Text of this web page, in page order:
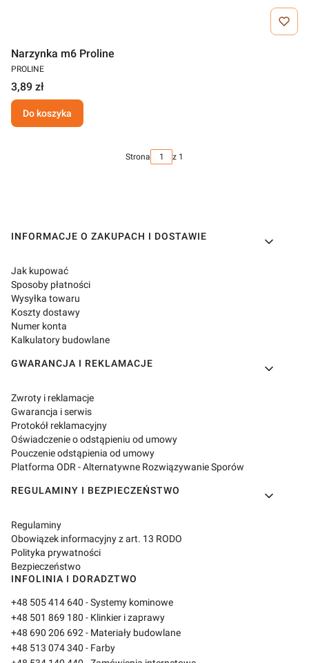
Narzynka m6 Proline
PROLINE
3,89 zł
Do koszyka
Strona z 1
Linki w stopce
INFORMACJE O ZAKUPACH I DOSTAWIE
Jak kupować
Sposoby płatności
Wysyłka towaru
Koszty dostawy
Numer konta
Kalkulatory budowlane
GWARANCJA I REKLAMACJE
Zwroty i reklamacje
Gwarancja i serwis
Protokół reklamacyjny
Oświadczenie o odstąpieniu od umowy
Pouczenie odstąpienia od umowy
Platforma ODR - Alternatywne Rozwiązywanie Sporów
REGULAMINY I BEZPIECZEŃSTWO
Regulaminy
Obowiązek informacyjny z art. 13 RODO
Polityka prywatności
Bezpieczeństwo
INFOLINIA I DORADZTWO
+48 505 414 640 - Systemy kominowe
+48 501 869 180 - Klinkier i zaprawy
+48 690 206 692 - Materiały budowlane
+48 513 074 340 - Farby